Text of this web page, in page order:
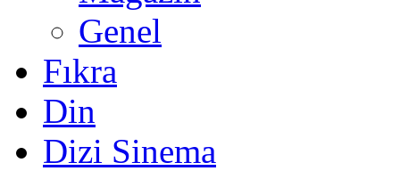
Genel
Fıkra
Din
Dizi Sinema